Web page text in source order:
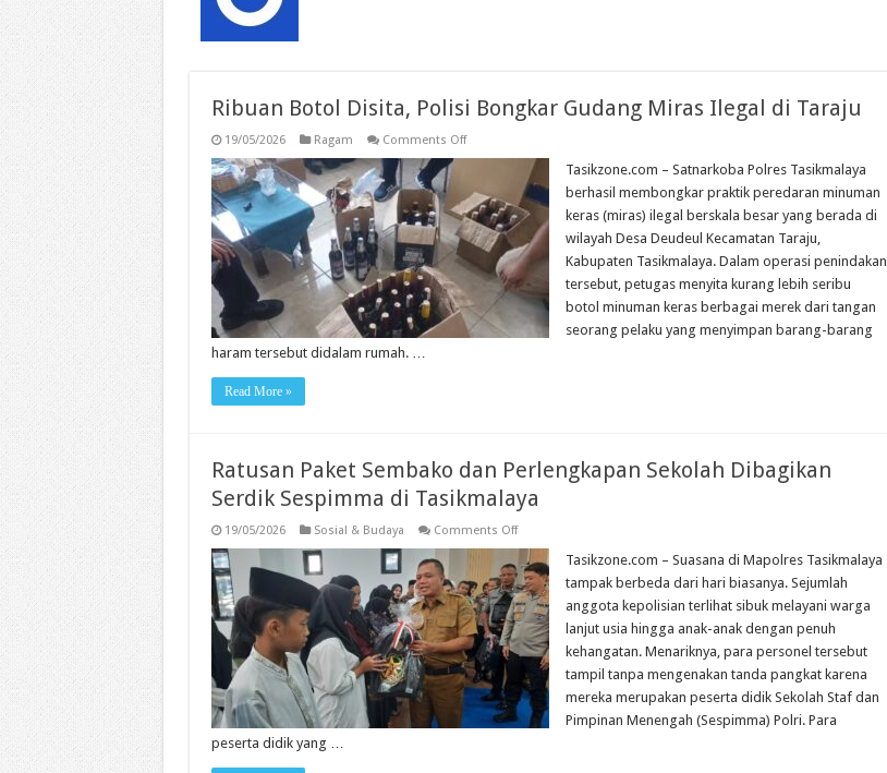
Ribuan Botol Disita, Polisi Bongkar Gudang Miras Ilegal di Taraju
19/05/2026 Ragam Comments Offon
Polisi
Bongkar
Gudang
Miras
Ilegal
di
Taraju
Tasikzone.com – Satnarkoba Polres Tasikmalaya
berhasil membongkar praktik peredaran minuman
keras (miras) ilegal berskala besar yang berada di
wilayah Desa Deudeul Kecamatan Taraju,
Kabupaten Tasikmalaya. Dalam operasi penindakan
tersebut, petugas menyita kurang lebih seribu
botol minuman keras berbagai merek dari tangan
seorang pelaku yang menyimpan barang-barang
haram tersebut didalam rumah. …
Read More »
Ratusan Paket Sembako dan Perlengkapan Sekolah Dibagikan
Serdik Sespimma di Tasikmalaya
19/05/2026 Sosial & Budaya Comments Offon
Paket
Sembako
dan
Perlengkapan
Sekolah
Dibagikan
Serdik
Sespimma
Tasikmalaya
Tasikzone.com – Suasana di Mapolres Tasikmalaya
tampak berbeda dari hari biasanya. Sejumlah
anggota kepolisian terlihat sibuk melayani warga
lanjut usia hingga anak-anak dengan penuh
kehangatan. Menariknya, para personel tersebut
tampil tanpa mengenakan tanda pangkat karena
mereka merupakan peserta didik Sekolah Staf dan
Pimpinan Menengah (Sespimma) Polri. Para
peserta didik yang …